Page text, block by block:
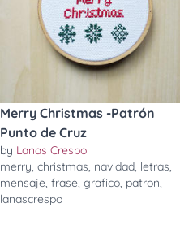
Merry Christmas -Patrón
Punto de Cruz
by Lanas Crespo
merry,christmas, navidad, letras,
mensaje,frase,grafico, patron,
lanascrespo